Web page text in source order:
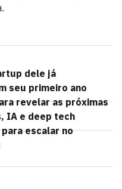
dele já
seu primeiro ano
revelar as próximas
IA e deep tech
escalar no